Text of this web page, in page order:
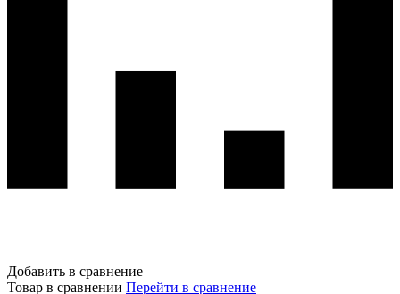
Добавить в сравнение
Товар в сравнении Перейти в сравнение